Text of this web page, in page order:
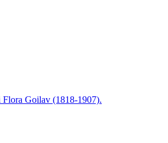
Goilav (1818-1907).